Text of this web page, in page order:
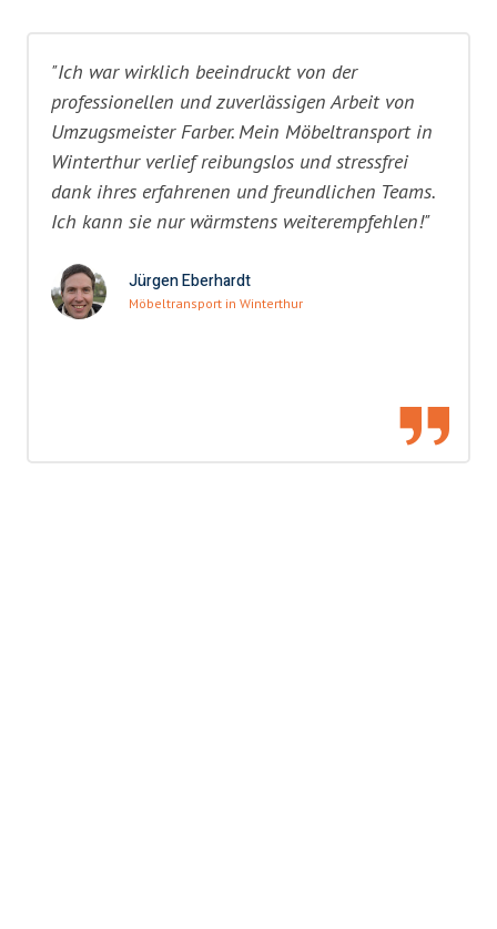
"Ich war wirklich beeindruckt von der
professionellen und zuverlässigen Arbeit von
Umzugsmeister Farber. Mein Möbeltransport in
Winterthur verlief reibungslos und stressfrei
dank ihres erfahrenen und freundlichen Teams.
Ich kann sie nur wärmstens weiterempfehlen!"
Jürgen Eberhardt
Möbeltransport in Winterthur